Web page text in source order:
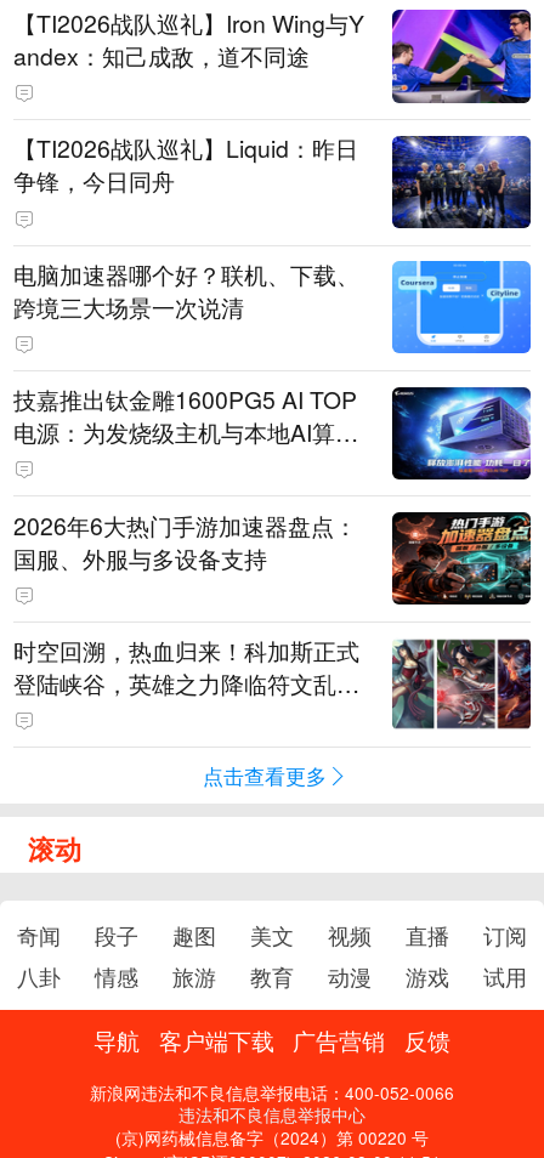
【TI2026战队巡礼】Iron Wing与Y
andex：知己成敌，道不同途
【TI2026战队巡礼】Liquid：昨日
争锋，今日同舟
电脑加速器哪个好？联机、下载、
跨境三大场景一次说清
技嘉推出钛金雕1600PG5 AI TOP
电源：为发烧级主机与本地AI算力
打造旗舰供电方案
2026年6大热门手游加速器盘点：
国服、外服与多设备支持
时空回溯，热血归来！科加斯正式
登陆峡谷，英雄之力降临符文乱
斗！
点击查看更多
滚动
奇闻 段子 趣图 美文 视频 直播
订阅
八卦
情感 旅游 教育 动漫 游戏 试用
导航 客户端下载 广告营销 反馈
新浪网违法和不良信息举报电话：400-052-0066
违法和不良信息举报中心
(京)网药械信息备字（2024）第 00220 号